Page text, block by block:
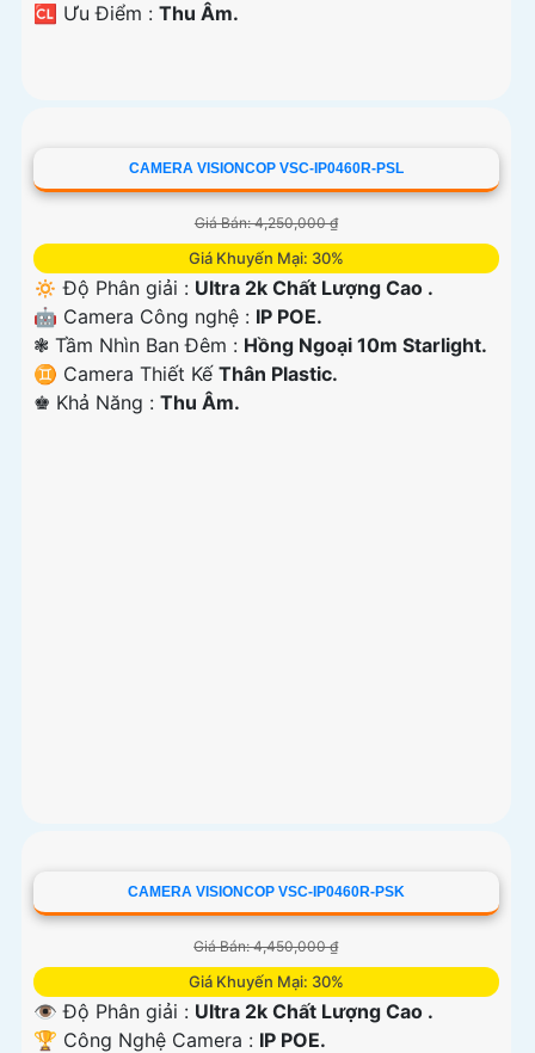
️🆑 Ưu Điểm : Thu Âm.
CAMERA VISIONCOP VSC-IP0460R-PSL
Giá Bán: 4,250,000 ₫
Giá Khuyến Mại: 30%
🔅 Độ Phân giải : Ultra 2k Chất Lượng Cao .
🤖️ Camera Công nghệ : IP POE.
❃ Tầm Nhìn Ban Đêm : Hồng Ngoại 10m Starlight.
♊ Camera Thiết Kế Thân Plastic.
️♚ Khả Năng : Thu Âm.
CAMERA VISIONCOP VSC-IP0460R-PSK
Giá Bán: 4,450,000 ₫
Giá Khuyến Mại: 30%
👁 Độ Phân giải : Ultra 2k Chất Lượng Cao .
🏆 Công Nghệ Camera : IP POE.